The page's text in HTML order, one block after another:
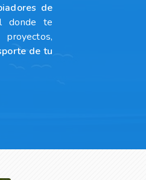
de
donde te
de tu